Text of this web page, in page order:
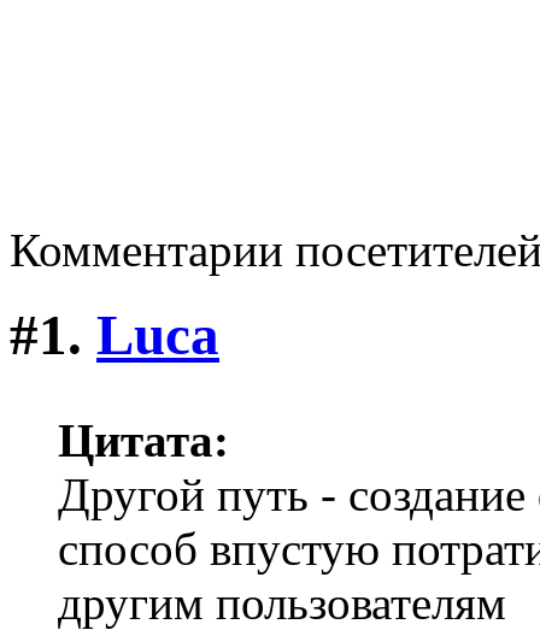
Комментарии
#1. Luca
Цитата:
Другой путь -
способ впустую
другим пользователям